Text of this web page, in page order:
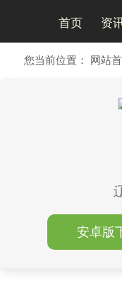
首页 资
您当前位置： 网站
安卓版